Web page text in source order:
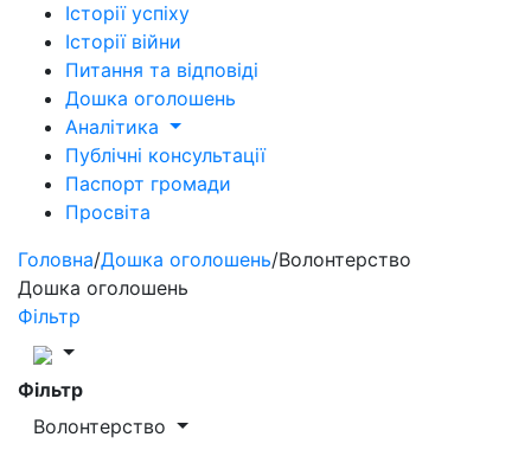
Історії успіху
Історії війни
Питання та відповіді
Дошка оголошень
Аналітика
Публічні консультації
Паспорт громади
Просвіта
Головна/Дошка оголошень/Волонтерство
Дошка оголошень
Фільтр
Фільтр
Волонтерство